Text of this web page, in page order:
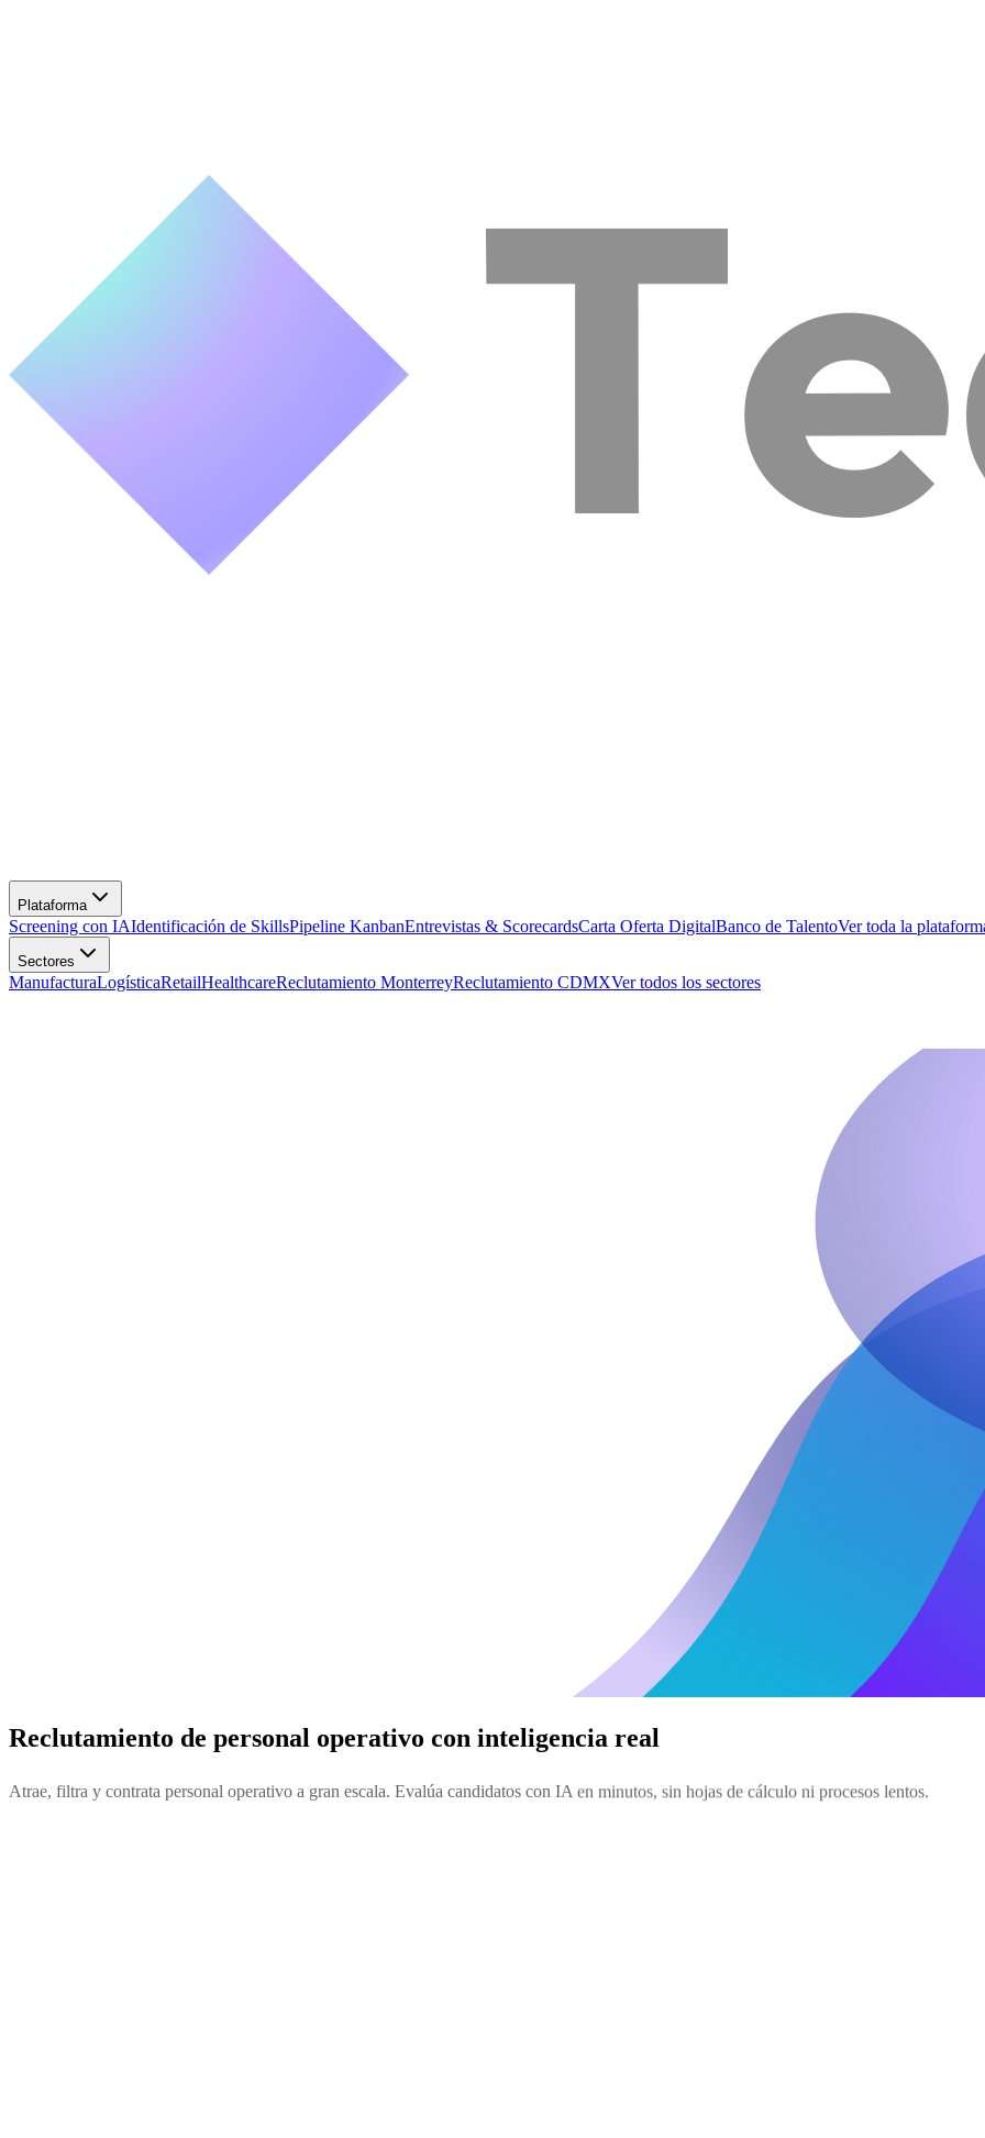
Screening con IAIdentificación de SkillsPipeline KanbanEntrevistas & ScorecardsCarta Oferta DigitalBanco de TalentoVer toda la
ManufacturaLogísticaRetailHealthcareReclutamiento MonterreyReclutamiento CDMXVer todos los sectores
Reclutamiento de personal operativo con inteligencia real
Atrae, filtra y contrata personal operativo a gran escala. Evalúa candidatos con IA en minutos, sin hojas de cálculo ni procesos lentos.